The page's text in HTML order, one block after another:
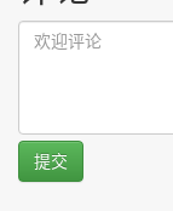
提交